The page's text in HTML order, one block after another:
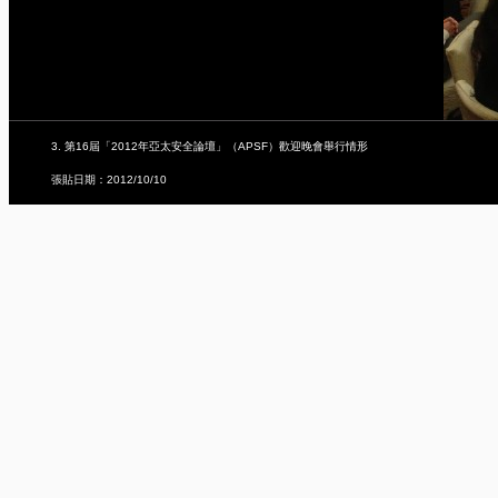
3. 第16屆「2012年亞太安全論壇」（APSF）歡迎晚會舉行情形
張貼日期：2012/10/10